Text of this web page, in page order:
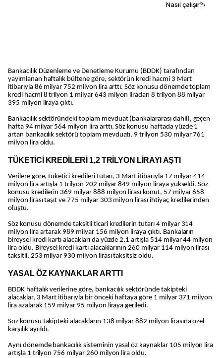
Nasıl çalışır?›
Bankacılık Düzenleme ve Denetleme Kurumu (BDDK) tarafından
yayımlanan haftalık bültene göre, sektörün kredi hacmi 3 Mart
itibarıyla 86 milyar 752 milyon lira arttı. Söz konusu dönemde toplam
kredi hacmi 8 trilyon 1 milyar 643 milyon liradan 8 trilyon 88 milyar
395 milyon liraya çıktı.
Bankacılık sektöründeki toplam mevduat (bankalararası dahil), geçen
hafta 94 milyar 564 milyon lira arttı. Söz konusu haftada yüzde 1
artan bankacılık sektörü toplam mevduatı, 9 trilyon 530 milyar 761
milyon lira oldu.
TÜKETİCİ KREDİLERİ 1,2 TRİLYON LİRAYI AŞTI
Verilere göre, tüketici kredileri tutarı, 3 Mart itibarıyla 17 milyar 414
milyon lira artışla 1 trilyon 202 milyar 849 milyon liraya yükseldi. Söz
konusu kredilerin 369 milyar 888 milyon lirası konut, 57 milyar 658
milyon lirası taşıt ve 775 milyar 303 milyon lirası ihtiyaç kredilerinden
oluştu.
Söz konusu dönemde taksitli ticari kredilerin tutarı 4 milyar 314
milyon lira artarak 989 milyar 156 milyon liraya çıktı. Bankaların
bireysel kredi kartı alacakları da yüzde 2,1 artışla 514 milyar 44 milyon
lira oldu. Bireysel kredi kartı alacaklarının 260 milyar 114 milyon lirası
taksitli, 253 milyar 930 milyon lirası taksitsiz oldu.
YASAL ÖZ KAYNAKLAR ARTTI
BDDK haftalık verilerine göre, bankacılık sektöründe takipteki
alacaklar, 3 Mart itibarıyla bir önceki haftaya göre 1 milyar 371 milyon
lira azalarak 159 milyar 95 milyon liraya geriledi.
Söz konusu takipteki alacakların 138 milyar 882 milyon lirasına özel
karşılık ayrıldı.
Aynı dönemde bankacılık sisteminin yasal öz kaynaklar 105 milyon lira
artışla 1 trilyon 756 milyar 260 milyon lira oldu.